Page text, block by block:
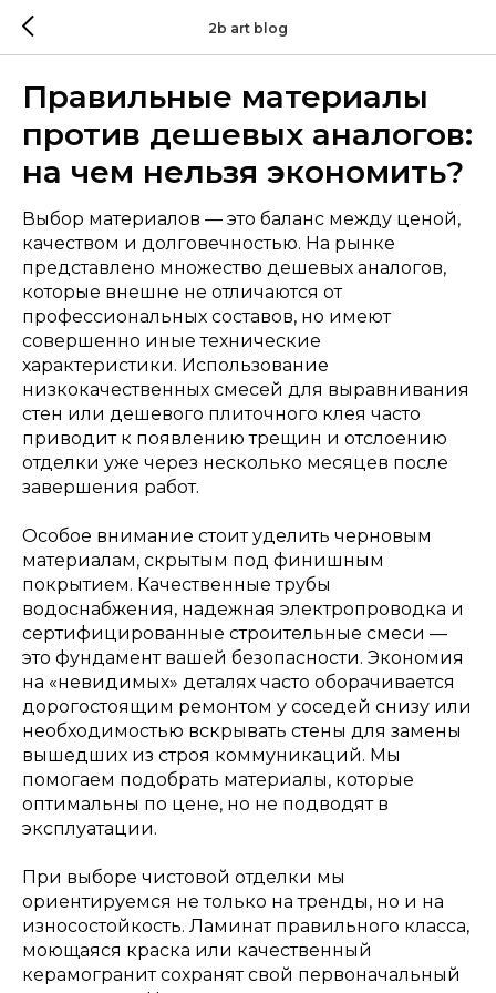
2b art blog
Правильные материалы
против дешевых аналогов:
на чем нельзя экономить?
Выбор материалов — это баланс между ценой,
качеством и долговечностью. На рынке
представлено множество дешевых аналогов,
которые внешне не отличаются от
профессиональных составов, но имеют
совершенно иные технические
характеристики. Использование
низкокачественных смесей для выравнивания
стен или дешевого плиточного клея часто
приводит к появлению трещин и отслоению
отделки уже через несколько месяцев после
завершения работ.
Особое внимание стоит уделить черновым
материалам, скрытым под финишным
покрытием. Качественные трубы
водоснабжения, надежная электропроводка и
сертифицированные строительные смеси —
это фундамент вашей безопасности. Экономия
на «невидимых» деталях часто оборачивается
дорогостоящим ремонтом у соседей снизу или
необходимостью вскрывать стены для замены
вышедших из строя коммуникаций. Мы
помогаем подобрать материалы, которые
оптимальны по цене, но не подводят в
эксплуатации.
При выборе чистовой отделки мы
ориентируемся не только на тренды, но и на
износостойкость. Ламинат правильного класса,
моющаяся краска или качественный
керамогранит сохранят свой первоначальный